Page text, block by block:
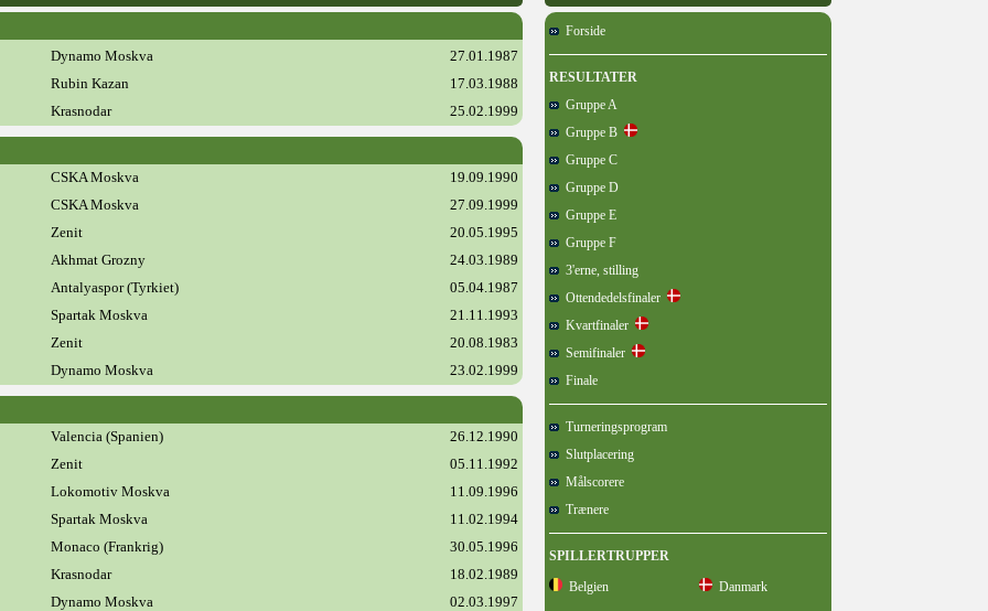
Dynamo Moskva
27.01.1987
Rubin Kazan
17.03.1988
Krasnodar
25.02.1999
CSKA Moskva
19.09.1990
CSKA Moskva
27.09.1999
Zenit
20.05.1995
Akhmat Grozny
24.03.1989
Antalyaspor (Tyrkiet)
05.04.1987
Spartak Moskva
21.11.1993
Zenit
20.08.1983
Dynamo Moskva
23.02.1999
Valencia (Spanien)
26.12.1990
Zenit
05.11.1992
Lokomotiv Moskva
11.09.1996
Spartak Moskva
11.02.1994
Monaco (Frankrig)
30.05.1996
Krasnodar
18.02.1989
Dynamo Moskva
02.03.1997
Forside
RESULTATER
Gruppe A
Gruppe B
Gruppe C
Gruppe D
Gruppe E
Gruppe F
3'erne, stilling
Ottendedelsfinaler
Kvartfinaler
Semifinaler
Finale
Turneringsprogram
Slutplacering
Målscorere
Trænere
SPILLERTRUPPER
Belgien
Danmark